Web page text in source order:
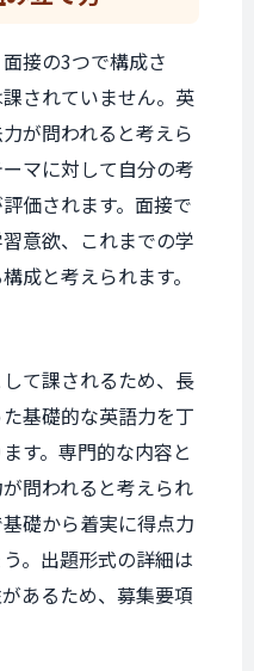
接の3つで構成さ
されていません。英
が問われると考えら
マに対して自分の考
価されます。面接で
意欲、これまでの学
成と考えられます。
て課されるため、長
基礎的な英語力を丁
す。専門的な内容と
問われると考えられ
礎から着実に得点力
。出題形式の詳細は
あるため、募集要項